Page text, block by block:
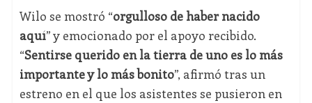
Wilo se mostró “orgulloso de haber nacido
aquí” y emocionado por el apoyo recibido.
“Sentirse querido en la tierra de uno es lo más
importante y lo más bonito”, afirmó tras un
estreno en el que los asistentes se pusieron en